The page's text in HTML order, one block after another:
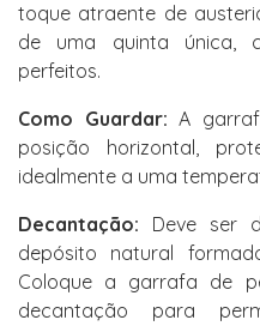
toque atraente de
de uma quinta única,
perfeitos.
Como Guardar: A
posição horizontal,
idealmente a uma
Decantação: Deve ser
depósito natural
Coloque a garrafa de
decantação para